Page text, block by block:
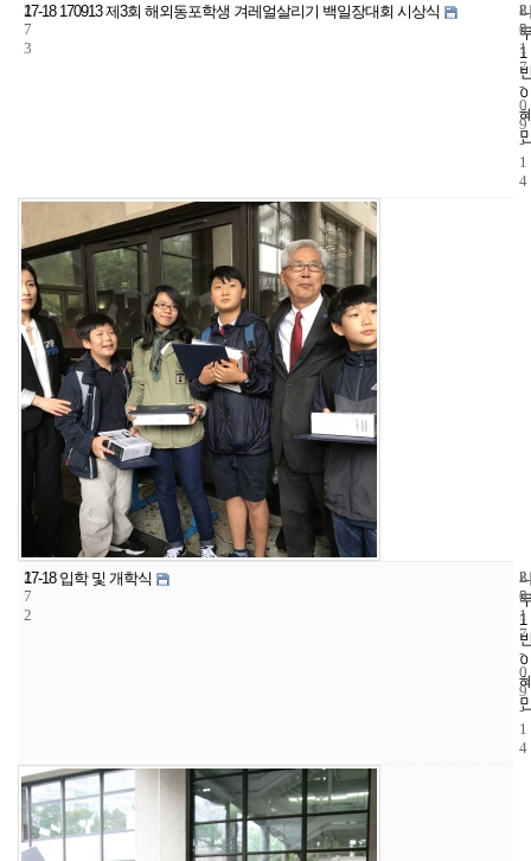
2
7
3
17-18 170913 제3회 해외동포학생 겨레얼살리기 백일장대회 시상식
1
8
5
2
0
1
7
-
0
9
-
1
4
2
7
2
17-18 입학 및 개학식
1
3
5
2
0
1
7
-
0
9
-
1
4